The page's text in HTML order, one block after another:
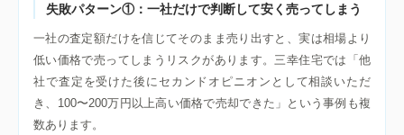
失敗パターン①：一社だけで判断して安く売ってしまう
一社の査定額だけを信じてそのまま売り出すと、実は相場より
低い価格で売ってしまうリスクがあります。三幸住宅では「他
社で査定を受けた後にセカンドオピニオンとして相談いただ
き、100〜200万円以上高い価格で売却できた」という事例も複
数あります。